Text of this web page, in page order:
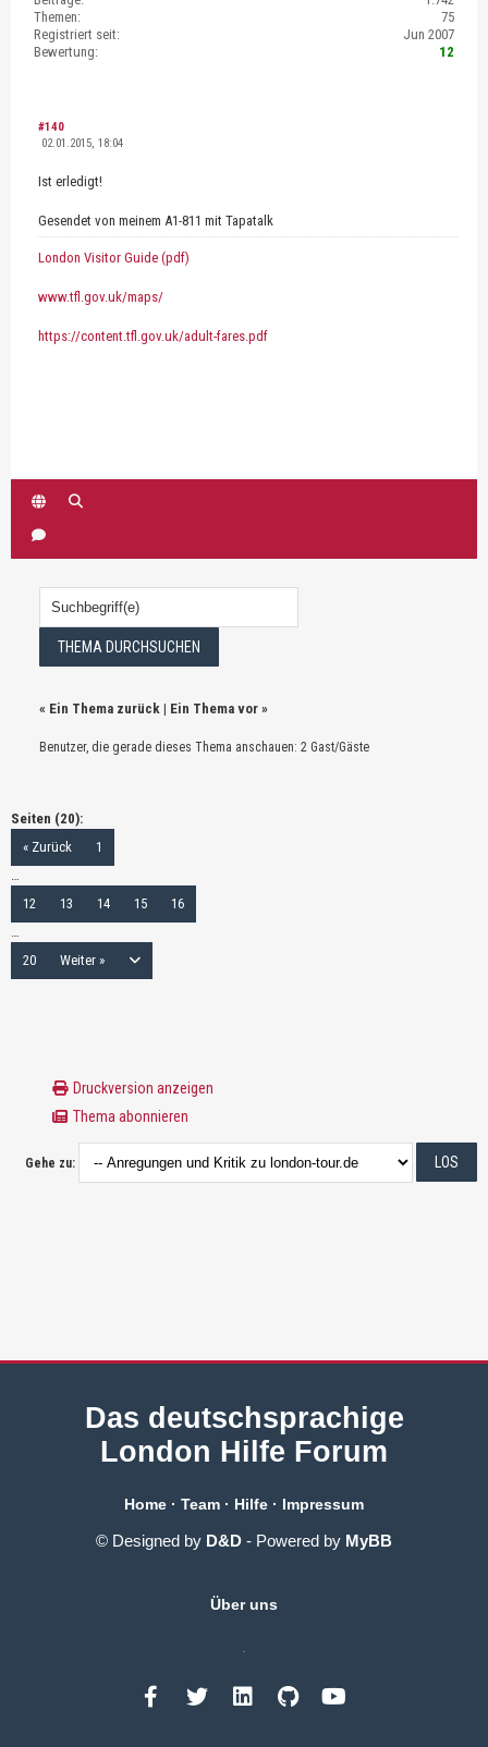
Themen:
75
Registriert seit:
Jun 2007
Bewertung:
12
#140
02.01.2015, 18:04
Ist erledigt!
Gesendet von meinem A1-811 mit Tapatalk
London Visitor Guide (pdf)
www.tfl.gov.uk/maps/
https://content.tfl.gov.uk/adult-fares.pdf
« Ein Thema zurück | Ein Thema vor »
Benutzer, die gerade dieses Thema anschauen: 2 Gast/Gäste
Seiten (20):
« Zurück
1
…
12
13 14 15
16
…
20
Weiter »
Druckversion anzeigen
Thema abonnieren
Gehe zu:
Das deutschsprachige
London Hilfe Forum
Home · Team · Hilfe · Impressum
© Designed by D&D - Powered by MyBB
Über uns
.